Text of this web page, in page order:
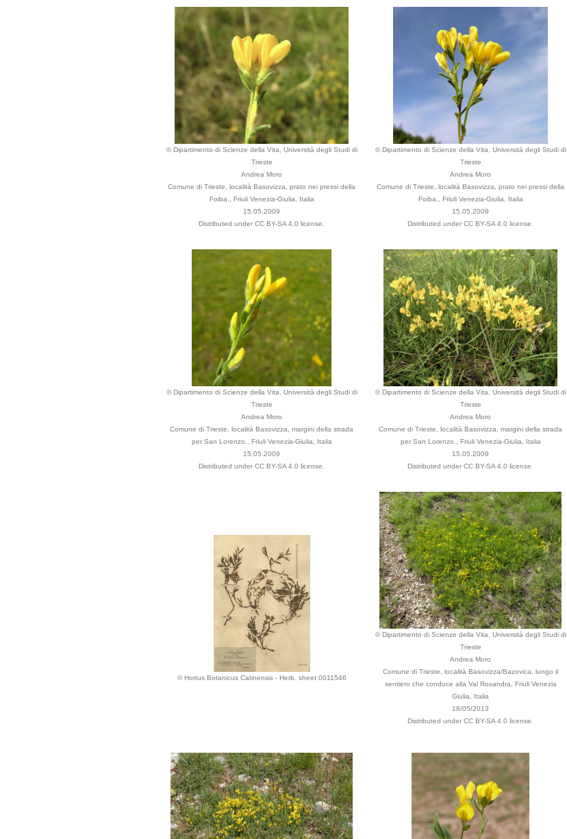
© Dipartimento di Scienze della Vita, Università degli Studi di
Trieste
Andrea Moro
Comune di Trieste, località Basovizza, prato nei pressi della
Foiba., Friuli Venezia-Giulia, Italia
15.05.2009
Distributed under CC BY-SA 4.0 license.
© Dipartimento di Scienze della Vita, Università degli Studi di
Trieste
Andrea Moro
Comune di Trieste, località Basovizza, prato nei pressi della
Foiba., Friuli Venezia-Giulia, Italia
15.05.2009
Distributed under CC BY-SA 4.0 license.
© Dipartimento di Scienze della Vita, Università degli Studi di
Trieste
Andrea Moro
Comune di Trieste, località Basovizza, margini della strada
per San Lorenzo., Friuli Venezia-Giulia, Italia
15.05.2009
Distributed under CC BY-SA 4.0 license.
© Dipartimento di Scienze della Vita, Università degli Studi di
Trieste
Andrea Moro
Comune di Trieste, località Basovizza, margini della strada
per San Lorenzo., Friuli Venezia-Giulia, Italia
15.05.2009
Distributed under CC BY-SA 4.0 license.
© Hortus Botanicus Catinensis - Herb. sheet 0011546
© Dipartimento di Scienze della Vita, Università degli Studi di
Trieste
Andrea Moro
Comune di Trieste, località Basovizza/Bazovica, lungo il
sentiero che conduce alla Val Rosandra, Friuli Venezia
Giulia, Italia
18/05/2013
Distributed under CC BY-SA 4.0 license.